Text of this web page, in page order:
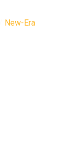
New-Era